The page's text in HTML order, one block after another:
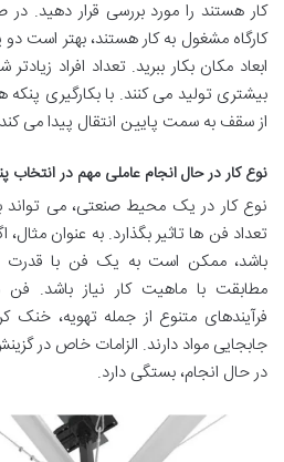
کار هستند را مورد بررسی قرار دهید. در
کارگاه مشغول به کار هستند، بهتر است
ابعاد مکان بکار ببرید. تعداد افراد
بیشتری تولید می کنند. با بکارگیری
از سقف به سمت پایین انتقال پیدا می
نوع کار در حال انجام عاملی مهم در انتخاب
نوع کار در یک محیط صنعتی، می تواند
تعداد فن ها تاثیر بگذارد. به عنوان مثال،
باشد، ممکن است به یک فن با قدرت
مطابقت با ماهیت کار نیاز باشد.
فرآیندهای متنوع از جمله تهویه،
جابجایی مواد دارند. الزامات خاص در
در حال انجام، بستگی دارد.